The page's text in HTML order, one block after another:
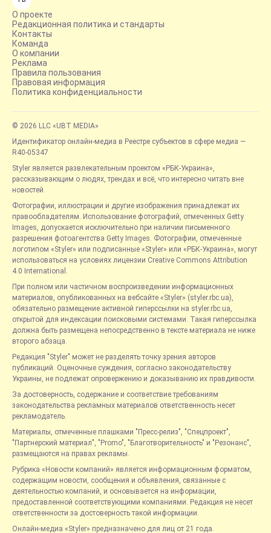
О проекте
Редакционная политика и стандарты
Контакты
Команда
О компании
Реклама
Правила пользования
Правовая информация
Политика конфиденциальности
© 2026 LLC «UBT MEDIA»
Идентификатор онлайн-медиа в Реестре субъектов в сфере медиа —
R40-05347
Styler является развлекательным проектом «РБК-Украина»,
рассказывающим о людях, трендах и всё, что интересно читать вне
новостей.
Фотографии, иллюстрации и другие изображения принадлежат их
правообладателям. Использование фотографий, отмеченных Getty
Images, допускается исключительно при наличии письменного
разрешения фотоагентства Getty Images. Фотографии, отмеченные
логотипом «Styler» или подписанные «Styler» или «РБК-Украина», могут
использоваться на условиях лицензии Creative Commons Attribution
4.0 International.
При полном или частичном воспроизведении информационных
материалов, опубликованных на вебсайте «Styler» (styler.rbc.ua),
обязательно размещение активной гиперссылки на styler.rbc.ua,
открытой для индексации поисковыми системами. Такая гиперссылка
должна быть размещена непосредственно в тексте материала не ниже
второго абзаца.
Редакция "Styler" может не разделять точку зрения авторов
публикаций. Оценочные суждения, согласно законодательству
Украины, не подлежат опровержению и доказыванию их правдивости.
За достоверность, содержание и соответствие требованиям
законодательства рекламных материалов ответственность несет
рекламодатель.
Материалы, отмеченные плашками "Пресс-релиз", "Спецпроект",
"Партнерский материал", "Promo", "Благотворительность" и "Резонанс",
размещаются на правах рекламы.
Рубрика «Новости компаний» является информационным форматом,
содержащим новости, сообщения и объявления, связанные с
деятельностью компаний, и основывается на информации,
предоставленной соответствующими компаниями. Редакция не несет
ответственности за достоверность такой информации.
Онлайн-медиа «Styler» предназначено для лиц от 21 года.